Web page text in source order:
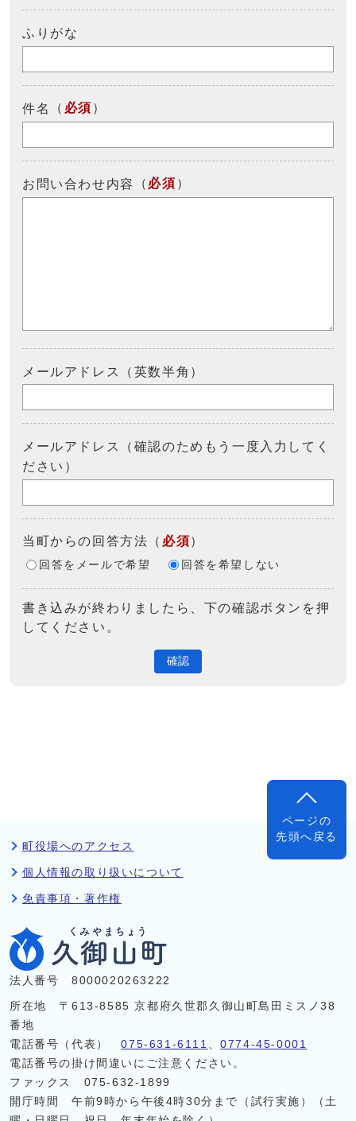
ふりがな
件名 （ 必須 ）
お問い合わせ内容 （ 必須 ）
メールアドレス（英数半角）
メールアドレス（確認のためもう一度入力してく
ださい）
当町からの回答方法 （ 必須）
回答をメールで希望 回答を希望しない
書き込みが終わりましたら、下の確認ボタンを押
してください。
確認
ページの
先頭へ戻る
町役場へのアクセス
個人情報の取り扱いについて
免責事項・著作権
法人番号 8000020263222
所在地 〒613-8585 京都府久世郡久御山町島田ミスノ38
番地
電話番号（代表）075-631-6111 、0774-45-0001
電話番号の掛け間違いにご注意ください。
ファックス 075-632-1899
開庁時間 午前9時から午後4時30分まで（試行実施）（土